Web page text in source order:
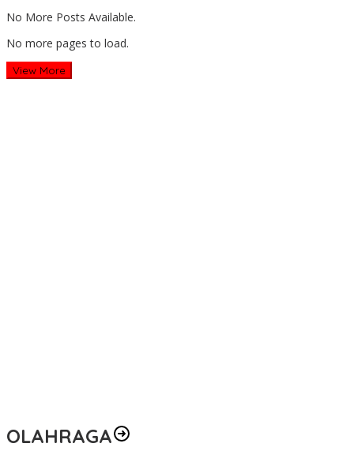
No More Posts Available.
No more pages to load.
View More
OLAHRAGA